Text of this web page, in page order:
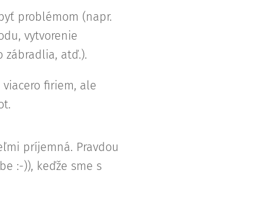
problémom (napr.
vytvorenie
zábradlia, atď.).
firiem, ale
príjemná. Pravdou
:-)), keďže sme s